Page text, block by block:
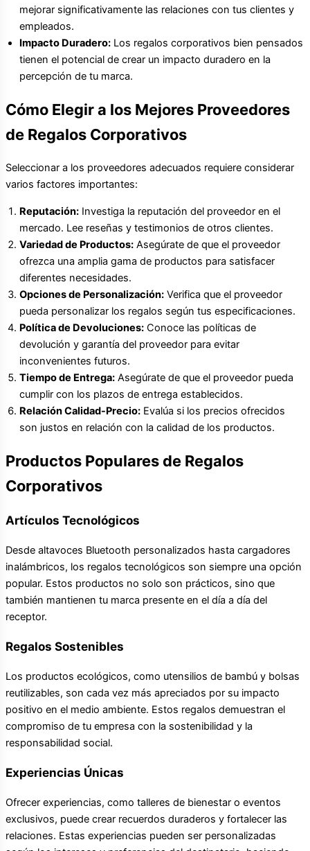
mejorar significativamente las relaciones con tus clientes y
empleados.
Impacto Duradero: Los regalos corporativos bien pensados
tienen el potencial de crear un impacto duradero en la
percepción de tu marca.
Cómo Elegir a los Mejores Proveedores
de Regalos Corporativos
Seleccionar a los proveedores adecuados requiere considerar
varios factores importantes:
Reputación: Investiga la reputación del proveedor en el
mercado. Lee reseñas y testimonios de otros clientes.
Variedad de Productos: Asegúrate de que el proveedor
ofrezca una amplia gama de productos para satisfacer
diferentes necesidades.
Opciones de Personalización: Verifica que el proveedor
pueda personalizar los regalos según tus especificaciones.
Política de Devoluciones: Conoce las políticas de
devolución y garantía del proveedor para evitar
inconvenientes futuros.
Tiempo de Entrega: Asegúrate de que el proveedor pueda
cumplir con los plazos de entrega establecidos.
Relación Calidad-Precio: Evalúa si los precios ofrecidos
son justos en relación con la calidad de los productos.
Productos Populares de Regalos
Corporativos
Artículos Tecnológicos
Desde altavoces Bluetooth personalizados hasta cargadores
inalámbricos, los regalos tecnológicos son siempre una opción
popular. Estos productos no solo son prácticos, sino que
también mantienen tu marca presente en el día a día del
receptor.
Regalos Sostenibles
Los productos ecológicos, como utensilios de bambú y bolsas
reutilizables, son cada vez más apreciados por su impacto
positivo en el medio ambiente. Estos regalos demuestran el
compromiso de tu empresa con la sostenibilidad y la
responsabilidad social.
Experiencias Únicas
Ofrecer experiencias, como talleres de bienestar o eventos
exclusivos, puede crear recuerdos duraderos y fortalecer las
relaciones. Estas experiencias pueden ser personalizadas